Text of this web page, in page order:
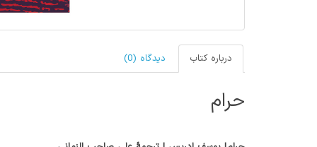
درباره کتاب دیدگاه (0)
حرام